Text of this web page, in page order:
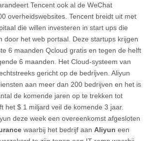
Tencent ook al de WeChat
overheidswebsites. Tencent breidt uit met
die willen investeren in start ups die
door het web portaal. Deze startups krijgen
6 maanden Qcloud gratis en tegen de helft
6 maanden. Het Cloud-systeem van
gericht op de bedrijven. Aliyun
aan meer dan 200 bedrijven en het is
de komende jaren op te trekken tot
het $ 1 miljard veil de komende 3 jaar.
deze week een overeenkomst afgesloten
waarbij het bedrijf aan Aliyun een